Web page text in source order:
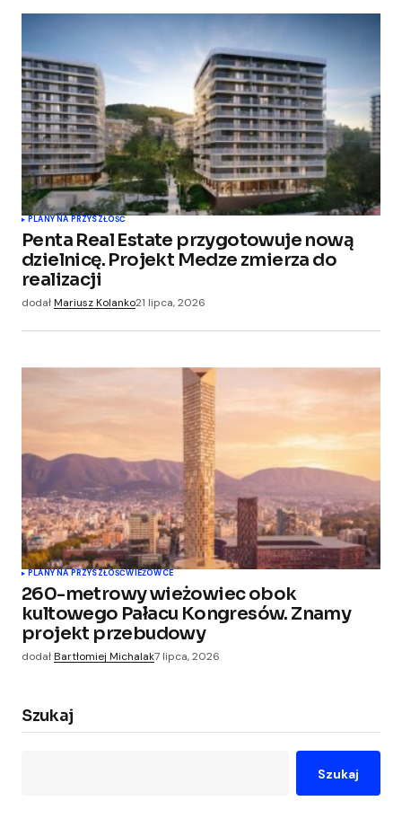
PLANY NA PRZYSZŁOŚĆ
Penta Real Estate przygotowuje nową
dzielnicę. Projekt Medze zmierza do
realizacji
dodałMariusz Kolanko21 lipca, 2026
PLANY NA PRZYSZŁOŚĆWIEŻOWCE
260-metrowy wieżowiec obok
kultowego Pałacu Kongresów. Znamy
projekt przebudowy
dodałBartłomiej Michalak7 lipca, 2026
Szukaj
Szukaj